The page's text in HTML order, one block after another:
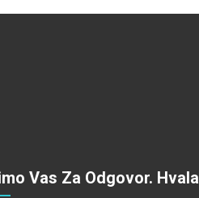
Vas Za Odgovor. Hvala